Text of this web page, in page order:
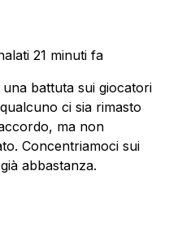
21 minuti fa
battuta sui giocatori
ci sia rimasto
ma non
Concentriamoci sui
abbastanza.